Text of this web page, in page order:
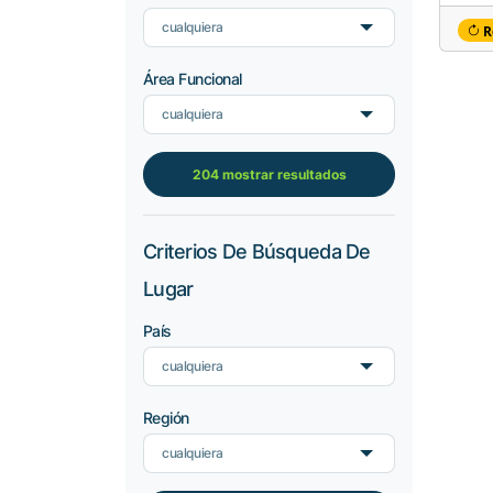
cualquiera
Área Funcional
cualquiera
204 mostrar resultados
Criterios De Búsqueda De
Lugar
País
cualquiera
Región
cualquiera